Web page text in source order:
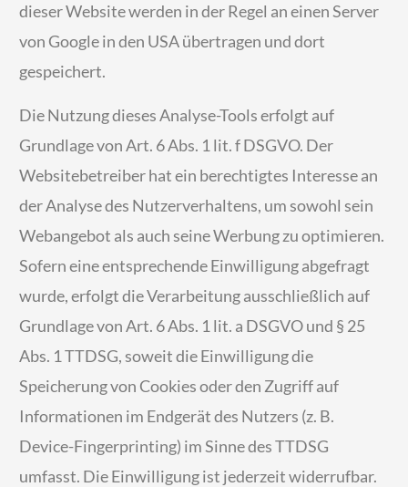
dieser Website werden in der Regel an einen Server
von Google in den USA übertragen und dort
gespeichert.
Die Nutzung dieses Analyse-Tools erfolgt auf
Grundlage von Art. 6 Abs. 1 lit. f DSGVO. Der
Websitebetreiber hat ein berechtigtes Interesse an
der Analyse des Nutzerverhaltens, um sowohl sein
Webangebot als auch seine Werbung zu optimieren.
Sofern eine entsprechende Einwilligung abgefragt
wurde, erfolgt die Verarbeitung ausschließlich auf
Grundlage von Art. 6 Abs. 1 lit. a DSGVO und § 25
Abs. 1 TTDSG, soweit die Einwilligung die
Speicherung von Cookies oder den Zugriff auf
Informationen im Endgerät des Nutzers (z. B.
Device-Fingerprinting) im Sinne des TTDSG
umfasst. Die Einwilligung ist jederzeit widerrufbar.